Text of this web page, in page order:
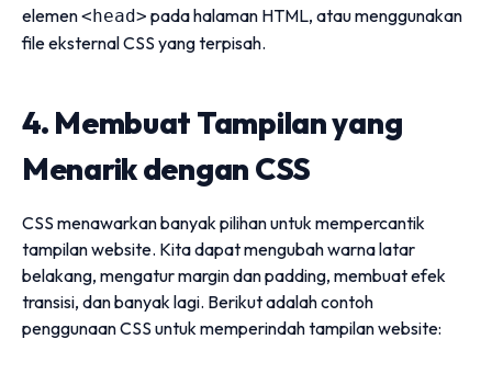
elemen<head> pada halaman HTML, atau menggunakan
file eksternal CSS yang terpisah.
4. Membuat Tampilan yang
Menarik dengan CSS
CSS menawarkan banyak pilihan untuk mempercantik
tampilan website. Kita dapat mengubah warna latar
belakang, mengatur margin dan padding, membuat efek
transisi, dan banyak lagi. Berikut adalah contoh
penggunaan CSS untuk memperindah tampilan website: